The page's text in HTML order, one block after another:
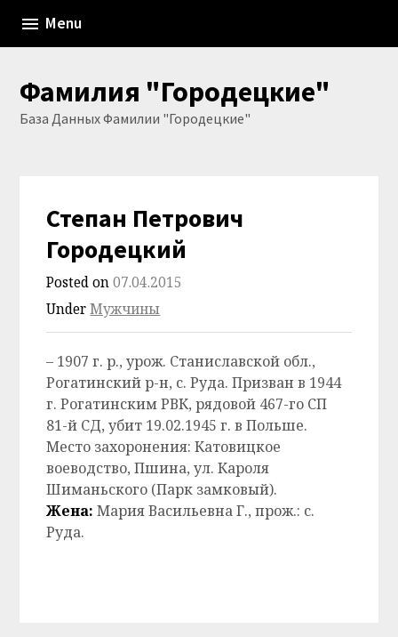
content
Menu
Фамилия "Городецкие"
База Данных Фамилии "Городецкие"
Степан Петрович
Городецкий
Posted on07.04.2015
UnderМужчины
– 1907 г. р., урож. Станиславской обл.,
Рогатинский р-н, с. Руда. Призван в 1944
г. Рогатинским РВК, рядовой 467-го СП
81-й СД, убит 19.02.1945 г. в Польше.
Место захоронения: Катовицкое
воеводство, Пшина, ул. Кароля
Шиманьского (Парк замковый).
Жена: Мария Васильевна Г., прож.: с.
Руда.